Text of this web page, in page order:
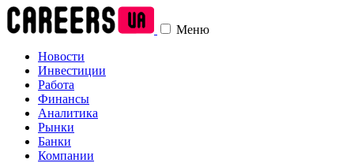
Меню
Новости
Инвестиции
Работа
Финансы
Аналитика
Рынки
Банки
Компании